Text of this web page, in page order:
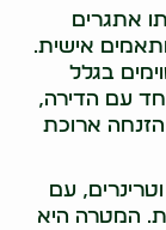
אתגרים
אישית.
בגלל
עם הדירה,
הזנחה ארוכת
עם
המטרה היא